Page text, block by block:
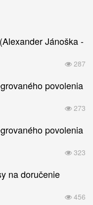
Jánoška -
287
povolenia
273
povolenia
323
na doručenie
456